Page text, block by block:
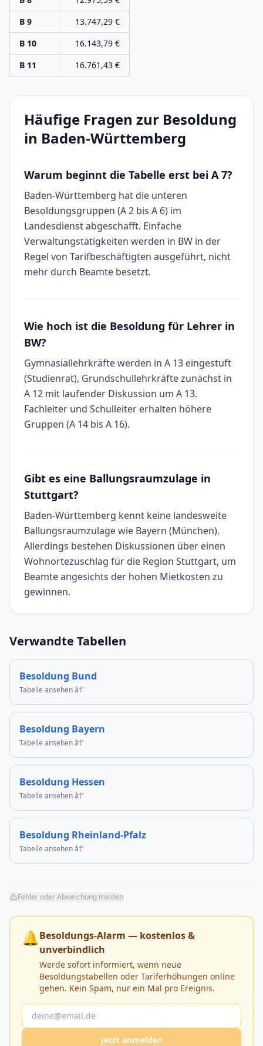
B 9
13.747,29 €
B 10
16.143,79 €
B 11
16.761,43 €
Häufige Fragen zur Besoldung
in Baden-Württemberg
Warum beginnt die Tabelle erst bei A 7?
Baden-Württemberg hat die unteren
Besoldungsgruppen (A 2 bis A 6) im
Landesdienst abgeschafft. Einfache
Verwaltungstätigkeiten werden in BW in der
Regel von Tarifbeschäftigten ausgeführt, nicht
mehr durch Beamte besetzt.
Wie hoch ist die Besoldung für Lehrer in
BW?
Gymnasiallehrkräfte werden in A 13 eingestuft
(Studienrat), Grundschullehrkräfte zunächst in
A 12 mit laufender Diskussion um A 13.
Fachleiter und Schulleiter erhalten höhere
Gruppen (A 14 bis A 16).
Gibt es eine Ballungsraumzulage in
Stuttgart?
Baden-Württemberg kennt keine landesweite
Ballungsraumzulage wie Bayern (München).
Allerdings bestehen Diskussionen über einen
Wohnortezuschlag für die Region Stuttgart, um
Beamte angesichts der hohen Mietkosten zu
gewinnen.
Verwandte Tabellen
Besoldung Bund
Tabelle ansehen â†’
Besoldung Bayern
Tabelle ansehen â†’
Besoldung Hessen
Tabelle ansehen â†’
Besoldung Rheinland-Pfalz
Tabelle ansehen â†’
Fehler oder Abweichung melden
🔔Besoldungs-Alarm — kostenlos &
unverbindlich
Werde sofort informiert, wenn neue
Besoldungstabellen oder Tariferhöhungen online
gehen. Kein Spam, nur ein Mal pro Ereignis.
Jetzt anmelden